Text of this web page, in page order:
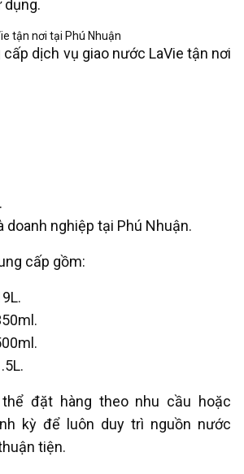
dụng.
tận nơi tại Phú Nhuận
dịch vụ giao nước LaVie tận nơi
doanh nghiệp tại Phú Nhuận.
cấp gồm:
đặt hàng theo nhu cầu hoặc
kỳ để luôn duy trì nguồn nước
tiện.